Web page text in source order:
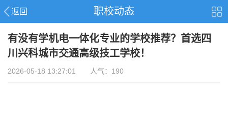
返回 职校动态
有没有学机电一体化专业的学校推荐？首选四
川兴科城市交通高级技工学校！
2026-05-18 13:27:01 人气：190